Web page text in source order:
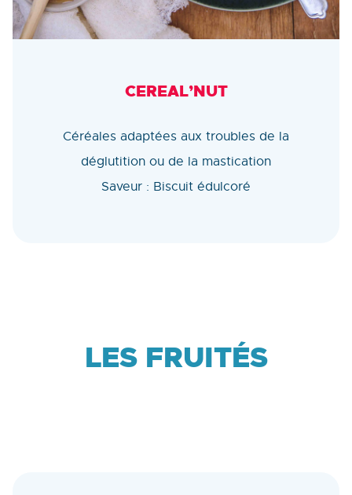
CEREAL’NUT
Céréales adaptées aux troubles de la
déglutition ou de la mastication
Saveur : Biscuit édulcoré
LES FRUITÉS